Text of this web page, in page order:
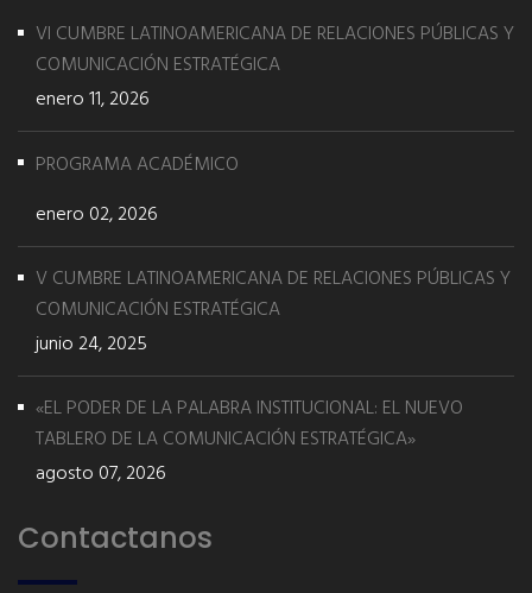
VI CUMBRE LATINOAMERICANA DE RELACIONES PÚBLICAS Y
COMUNICACIÓN ESTRATÉGICA
enero 11, 2026
PROGRAMA ACADÉMICO
enero 02, 2026
V CUMBRE LATINOAMERICANA DE RELACIONES PÚBLICAS Y
COMUNICACIÓN ESTRATÉGICA
junio 24, 2025
«EL PODER DE LA PALABRA INSTITUCIONAL: EL NUEVO
TABLERO DE LA COMUNICACIÓN ESTRATÉGICA»
agosto 07, 2026
Contactanos